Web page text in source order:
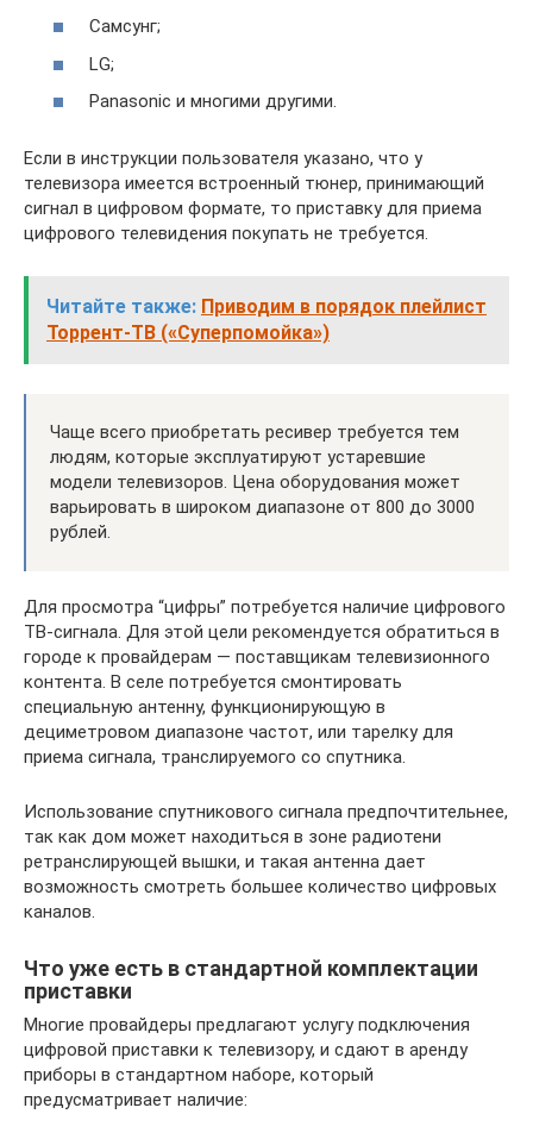
Самсунг;
LG;
Panasonic и многими другими.
Если в инструкции пользователя указано, что у
телевизора имеется встроенный тюнер, принимающий
сигнал в цифровом формате, то приставку для приема
цифрового телевидения покупать не требуется.
Читайте также: Приводим в порядок плейлист
Торрент-ТВ («Суперпомойка»)
Чаще всего приобретать ресивер требуется тем
людям, которые эксплуатируют устаревшие
модели телевизоров. Цена оборудования может
варьировать в широком диапазоне от 800 до 3000
рублей.
Для просмотра “цифры” потребуется наличие цифрового
ТВ-сигнала. Для этой цели рекомендуется обратиться в
городе к провайдерам — поставщикам телевизионного
контента. В селе потребуется смонтировать
специальную антенну, функционирующую в
дециметровом диапазоне частот, или тарелку для
приема сигнала, транслируемого со спутника.
Использование спутникового сигнала предпочтительнее,
так как дом может находиться в зоне радиотени
ретранслирующей вышки, и такая антенна дает
возможность смотреть большее количество цифровых
каналов.
Что уже есть в стандартной комплектации
приставки
Многие провайдеры предлагают услугу подключения
цифровой приставки к телевизору, и сдают в аренду
приборы в стандартном наборе, который
предусматривает наличие: